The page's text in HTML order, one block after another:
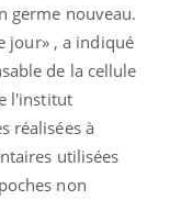
germe nouveau.
jour» , a indiqué
de la cellule
l'institut
réalisées à
utilisées
non